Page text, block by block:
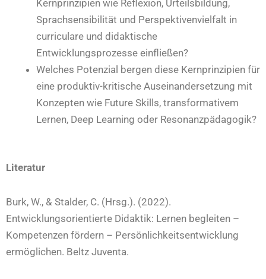
Kernprinzipien wie Reflexion, Urteilsbildung,
Sprachsensibilität und Perspektivenvielfalt in
curriculare und didaktische
Entwicklungsprozesse einfließen?
Welches Potenzial bergen diese Kernprinzipien für
eine produktiv-kritische Auseinandersetzung mit
Konzepten wie Future Skills, transformativem
Lernen, Deep Learning oder Resonanzpädagogik?
Literatur
Burk, W., & Stalder, C. (Hrsg.). (2022).
Entwicklungsorientierte Didaktik: Lernen begleiten –
Kompetenzen fördern – Persönlichkeitsentwicklung
ermöglichen. Beltz Juventa.